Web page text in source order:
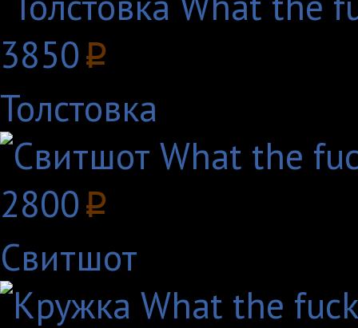
3850p
Толстовка
2800p
Свитшот